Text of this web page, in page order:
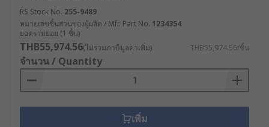
ในพื้นที่กว้างหรือ WAN (Wide Area Network) ซึ่ง
ข้อมูลอาจต้องผ่านเราเตอร์หลายตัวก่อนถึงปลายทาง
IP สุดท้าย
หลักการทำงานของเราเตอร์
อินเทอร์เน็ต
เราเตอร์กระจายสัญญาณ WiFi ทำงานด้วยหลักการ
RS Stock No. 255-9489
หมายเลขชิ้นส่วนของผู้ผลิต / Mfr. Part No. 1234354
ยอดรวมย่อย (1 ชิ้น)
THB55,974.56(ไม่รวมภาษีมูลค่าเพิ่ม) THB55,974.56/ชิ้น
จำนวน / Quantity
เพิ่ม